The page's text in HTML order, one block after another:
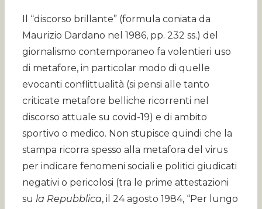
Il “discorso brillante” (formula coniata da
Maurizio Dardano nel 1986, pp. 232 ss.) del
giornalismo contemporaneo fa volentieri uso
di metafore, in particolar modo di quelle
evocanti conflittualità (si pensi alle tanto
criticate metafore belliche ricorrenti nel
discorso attuale su covid-19) e di ambito
sportivo o medico. Non stupisce quindi che la
stampa ricorra spesso alla metafora del virus
per indicare fenomeni sociali e politici giudicati
negativi o pericolosi (tra le prime attestazioni
su la Repubblica, il 24 agosto 1984, “Per lungo